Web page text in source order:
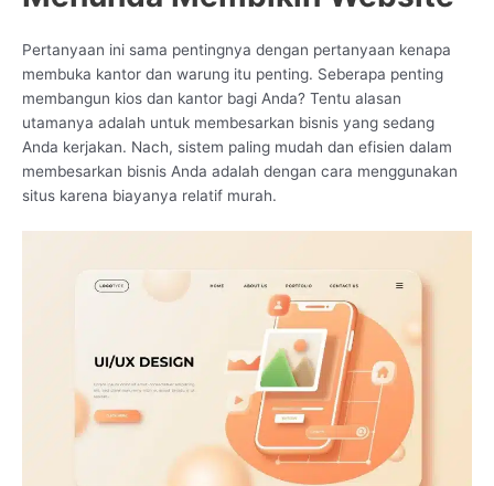
Pertanyaan ini sama pentingnya dengan pertanyaan kenapa
membuka kantor dan warung itu penting. Seberapa penting
membangun kios dan kantor bagi Anda? Tentu alasan
utamanya adalah untuk membesarkan bisnis yang sedang
Anda kerjakan. Nach, sistem paling mudah dan efisien dalam
membesarkan bisnis Anda adalah dengan cara menggunakan
situs karena biayanya relatif murah.